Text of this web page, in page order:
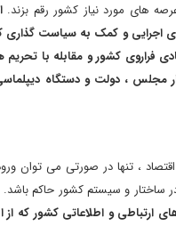
های مورد نیاز کشور رقم بزند.
اجرایی و کمک به سیاست گذاری
فراروی کشور و مقابله با
مجلس ، دولت و دستگاه
، تنها در صورتی می توان
ساختار و سیستم کشور حاکم باشد.
ارتباطی و اطلاعاتی کشور که از